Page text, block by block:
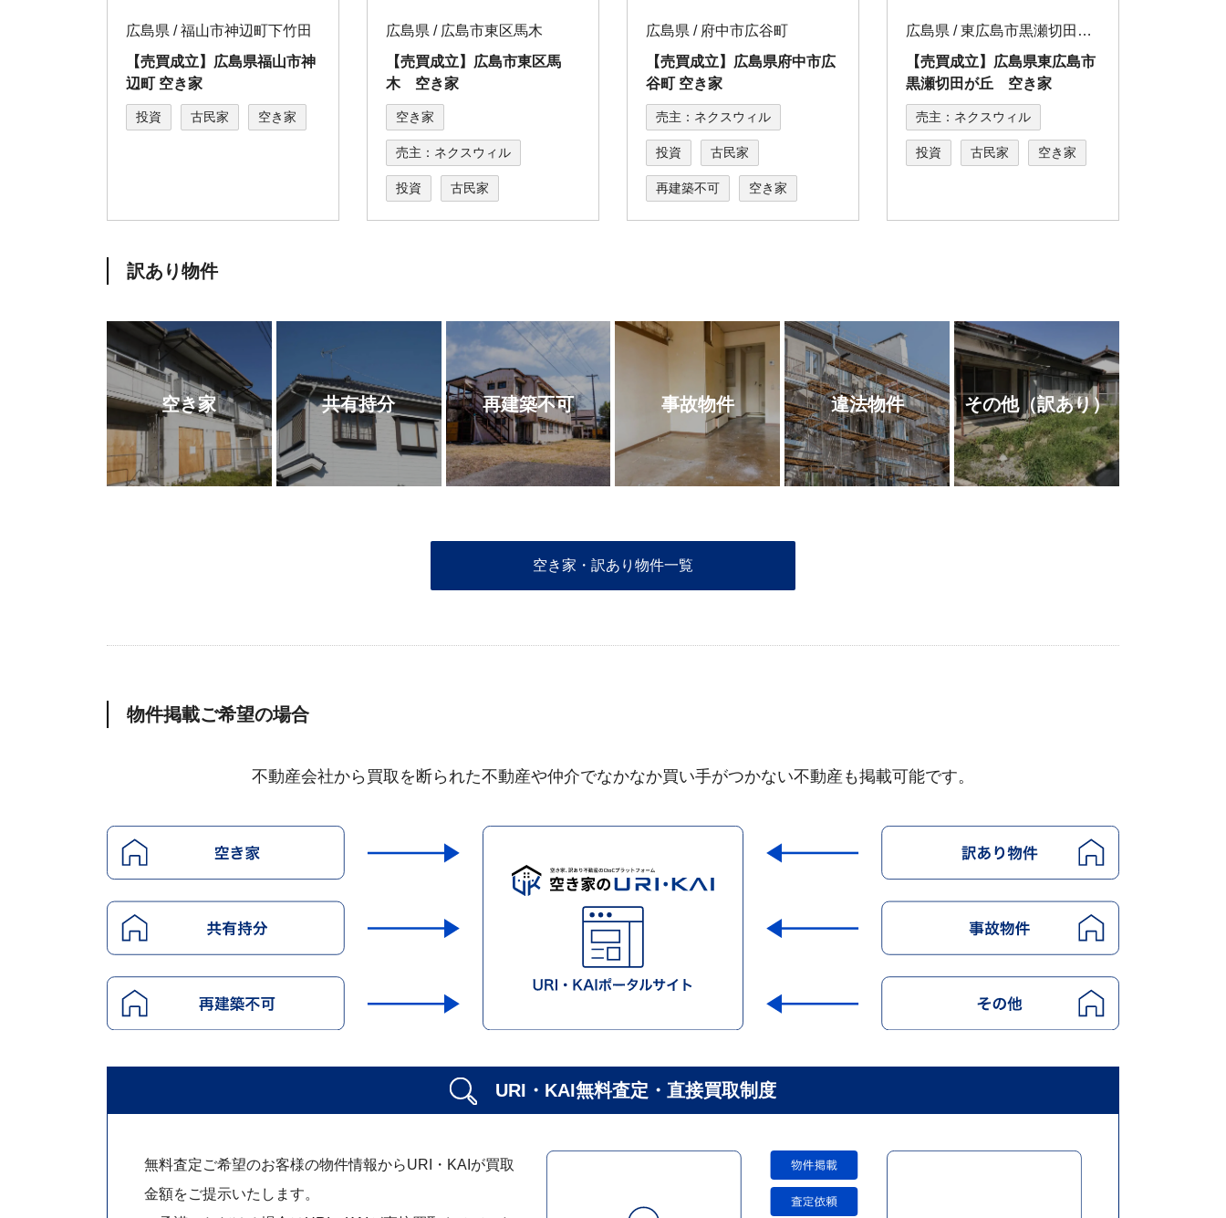
広島県 / 福⼭市神辺町下⽵⽥
【売買成立】広島県福⼭市神
辺町 空き家
投資 古民家 空き家
広島県 / 広島市東区馬木
【売買成立】広島市東区馬
木 空き家
空き家
売主：ネクスウィル
投資 古民家
広島県 / 府中市広谷町
【売買成立】広島県府中市広
谷町 空き家
売主：ネクスウィル
投資 古民家
再建築不可 空き家
広島県 / 東広島市黒瀬切田が丘
【売買成立】広島県東広島市
黒瀬切田が丘 空き家
売主：ネクスウィル
投資 古民家 空き家
訳あり物件
空き家 共有持分 再建築不可 事故物件 違法物件 その他（訳あり）
空き家・訳あり物件一覧
物件掲載ご希望の場合
不動産会社から買取を断られた不動産や仲介でなかなか買い手がつかない不動産も掲載可能です。
URI・KAI無料査定・ 直接買取制度
無料査定ご希望のお客様の物件情報からURI・KAIが買取
金額をご提示いたします。